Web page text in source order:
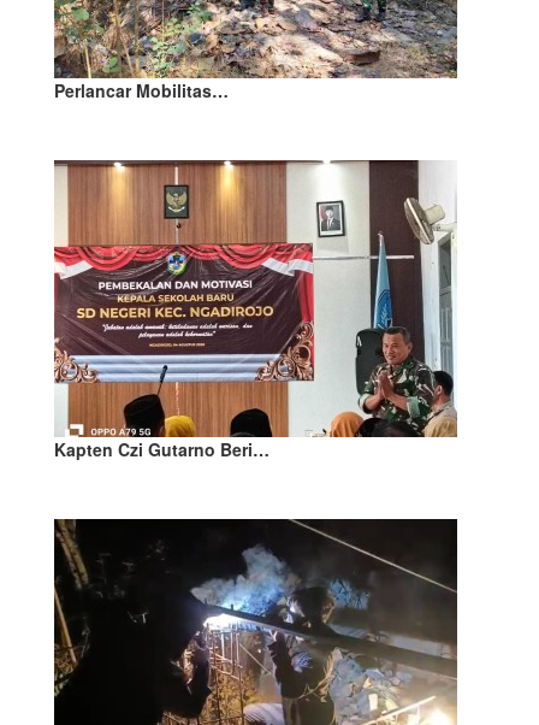
Perlancar Mobilitas…
Kapten Czi Gutarno Beri…